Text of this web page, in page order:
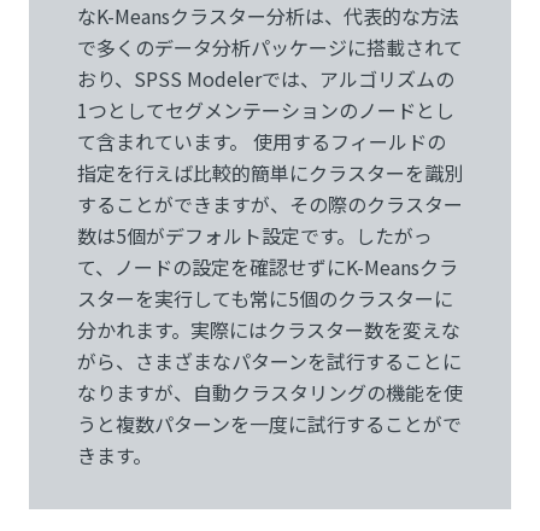
なK-Meansクラスター分析は、代表的な方法
で多くのデータ分析パッケージに搭載されて
おり、SPSS Modelerでは、アルゴリズムの
1つとしてセグメンテーションのノードとし
て含まれています。 使用するフィールドの
指定を行えば比較的簡単にクラスターを識別
することができますが、その際のクラスター
数は5個がデフォルト設定です。したがっ
て、ノードの設定を確認せずにK-Meansクラ
スターを実行しても常に5個のクラスターに
分かれます。実際にはクラスター数を変えな
がら、さまざまなパターンを試行することに
なりますが、自動クラスタリングの機能を使
うと複数パターンを一度に試行することがで
きます。